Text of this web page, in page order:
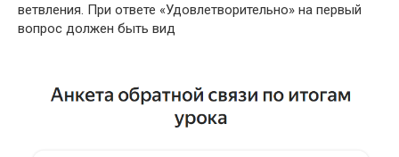
ветвления. При ответе «Удовлетворительно» на первый
вопрос должен быть вид